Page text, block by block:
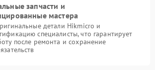
запчасти и
мастера
детали Hikmicro и
специалисты, что гарантирует
после ремонта и сохранение